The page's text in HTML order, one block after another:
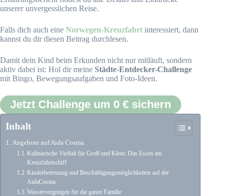
unserer unvergesslichen Reise.
Falls dich auch eine Norwegen-Kreuzfahrt interessiert, dann
kannst du dir diesen Beitrag durchlesen.
Damit dein Kind beim Erkunden nicht nur mitläuft, sondern
aktiv dabei ist: Hol dir meine Städte-Entdecker-Challenge
mit Bingo, Bewegungsaufgaben und Foto-Ideen.
Jetzt Challenge um 0 € sichern
Inhalt
Angebote auf Aida Cosma
Kulinarische Vielfalt für Groß und Klein: Das Essen am
Kreuzfahrtschiff
Kinderbetreuung und Beschäftigungsmöglichkeiten auf der
AidaCosma
Wasservergnügen für die ganze Familie